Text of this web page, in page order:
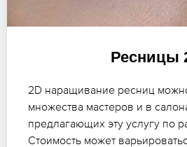
Ресницы
2D наращивание ресниц
множества мастеров и в
предлагающих эту услугу по
Стоимость может